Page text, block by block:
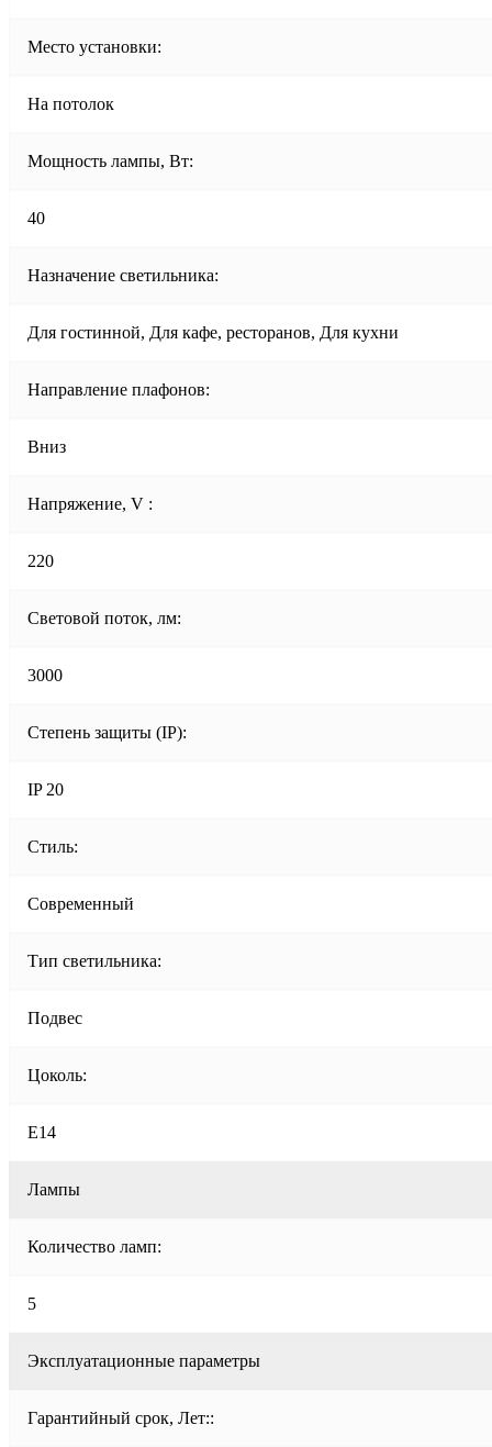
Место установки:
На потолок
Мощность лампы, Вт:
40
Назначение светильника:
Для гостинной, Для кафе, ресторанов, Для кухни
Направление плафонов:
Вниз
Напряжение, V :
220
Световой поток, лм:
3000
Степень защиты (IP):
IP 20
Стиль:
Современный
Тип светильника:
Подвес
Цоколь:
E14
Лампы
Количество ламп:
5
Эксплуатационные параметры
Гарантийный срок, Лет::